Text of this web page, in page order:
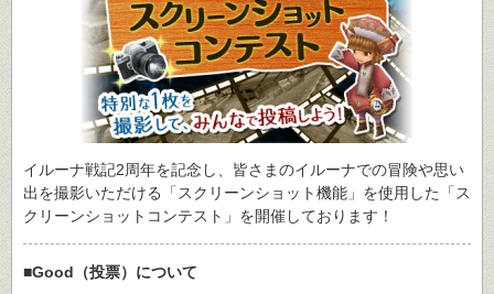
イルーナ戦記2周年を記念し、皆さまのイルーナでの冒険や思い
出を撮影いただける「スクリーンショット機能」を使用した「ス
クリーンショットコンテスト」を開催しております！
■Good（投票）について